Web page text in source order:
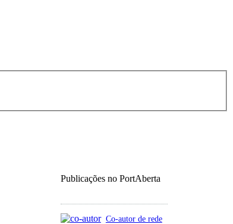
Publicações no PortAberta
Co-autor de rede